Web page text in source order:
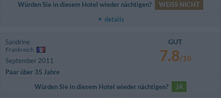
Würden Sie in diesem Hotel wieder nächtigen?
WEISS NICHT
details
Sandrine
Frankreich
September 2011
Paar über 35 Jahre
GUT
7.8/10
Würden Sie in diesem Hotel wieder nächtigen?
JA